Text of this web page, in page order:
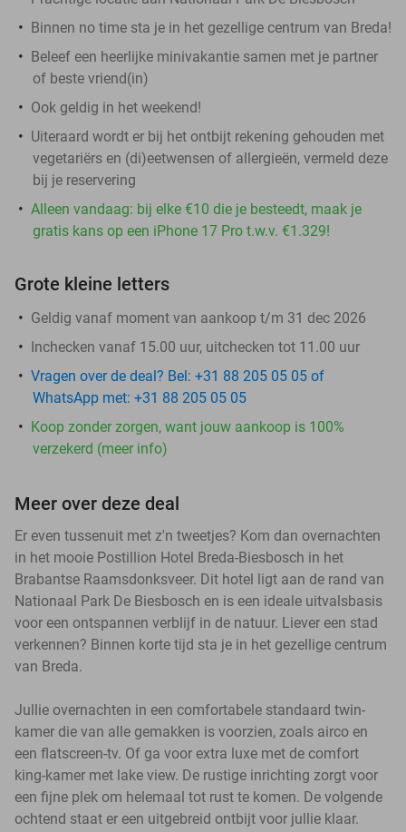
Binnen no time sta je in het gezellige centrum van Breda!
Beleef een heerlijke minivakantie samen met je partner
of beste vriend(in)
Ook geldig in het weekend!
Uiteraard wordt er bij het ontbijt rekening gehouden met
vegetariërs en (di)eetwensen of allergieën, vermeld deze
bij je reservering
Alleen vandaag: bij elke €10 die je besteedt, maak je
gratis kans op een iPhone 17 Pro t.w.v. €1.329!
Grote kleine letters
Geldig vanaf moment van aankoop t/m 31 dec 2026
Inchecken vanaf 15.00 uur, uitchecken tot 11.00 uur
Vragen over de deal? Bel: +31 88 205 05 05 of
WhatsApp met: +31 88 205 05 05
Koop zonder zorgen, want jouw aankoop is 100%
verzekerd (meer info)
Meer over deze deal
Er even tussenuit met z'n tweetjes? Kom dan overnachten
in het mooie Postillion Hotel Breda-Biesbosch in het
Brabantse Raamsdonksveer. Dit hotel ligt aan de rand van
Nationaal Park De Biesbosch en is een ideale uitvalsbasis
voor een ontspannen verblijf in de natuur. Liever een stad
verkennen? Binnen korte tijd sta je in het gezellige centrum
van Breda.
Jullie overnachten in een comfortabele standaard twin-
kamer die van alle gemakken is voorzien, zoals airco en
een flatscreen-tv. Of ga voor extra luxe met de comfort
king-kamer met lake view. De rustige inrichting zorgt voor
een fijne plek om helemaal tot rust te komen. De volgende
ochtend staat er een uitgebreid ontbijt voor jullie klaar.